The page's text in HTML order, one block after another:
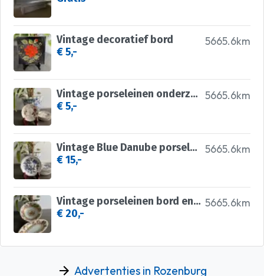
5665.6km
Vintage decoratief bord
€ 5,-
5665.6km
Vintage porseleinen onderzetters
€ 5,-
5665.6km
Vintage Blue Danube porseleinen bordjes
€ 15,-
5665.6km
Vintage porseleinen bord en schaal
€ 20,-
Advertenties in Rozenburg